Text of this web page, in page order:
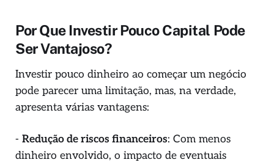
Por Que Investir Pouco Capital Pode
Ser Vantajoso?
Investir pouco dinheiro ao começar um negócio
pode parecer uma limitação, mas, na verdade,
apresenta várias vantagens:
- Redução de riscos financeiros: Com menos
dinheiro envolvido, o impacto de eventuais